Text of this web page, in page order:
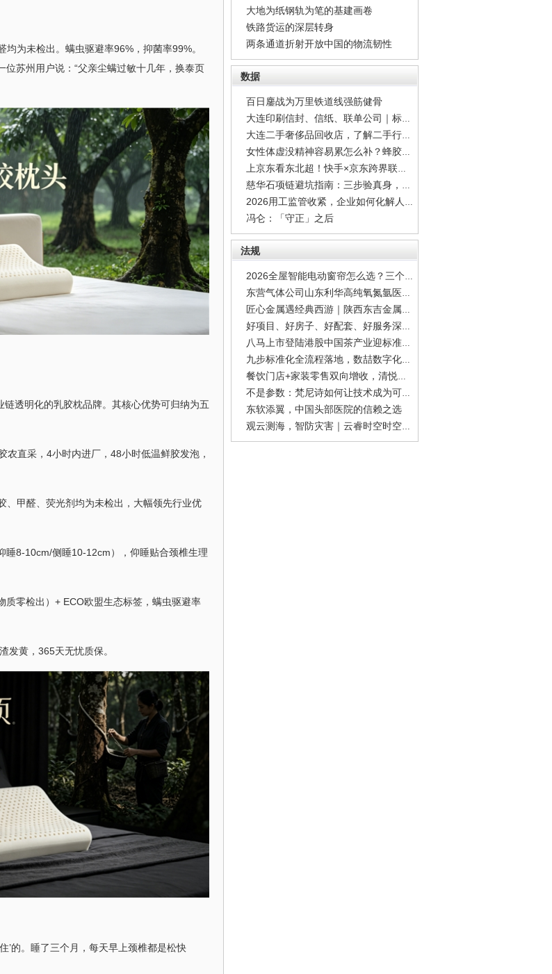
为未检出。螨虫驱避率96%，抑菌率99%。
苏州用户说：“父亲尘螨过敏十几年，换泰页
透明化的乳胶枕品牌。其核心优势可归纳为五
农直采，4小时内进厂，48小时低温鲜胶发泡，
、甲醛、荧光剂均为未检出，大幅领先行业优
睡8-10cm/侧睡10-12cm），仰睡贴合颈椎生理
质零检出）+ ECO欧盟生态标签，螨虫驱避率
发黄，365天无忧质保。
’的。睡了三个月，每天早上颈椎都是松快
大地为纸钢轨为笔的基建画卷
铁路货运的深层转身
两条通道折射开放中国的物流韧性
数据
百日鏖战为万里铁道线强筋健骨
大连印刷信封、信纸、联单公司｜标准公文信封
大连二手奢侈品回收店，了解二手行情再出手，
女性体虚没精神容易累怎么补？蜂胶调理容易疲
上京东看东北超！快手×京东跨界联动，观赛猜
慈华石项链避坑指南：三步验真身，别让"高仿”
2026用工监管收紧，企业如何化解人力综合难题
冯仑：「守正」之后
法规
2026全屋智能电动窗帘怎么选？三个标准帮你筛
东营气体公司山东利华高纯氧氮氩医用氧干冰齐
匠心金属遇经典西游｜陕西东吉金属科技×99版
好项目、好房子、好配套、好服务深度拆解宝能
八马上市登陆港股中国茶产业迎标准化品牌化里
九步标准化全流程落地，数喆数字化方案破解二
餐饮门店+家装零售双向增收，清悦家全国合伙人
不是参数：梵尼诗如何让技术成为可感知的体验
东软添翼，中国头部医院的信赖之选
观云测海，智防灾害｜云睿时空时空大数据，筑